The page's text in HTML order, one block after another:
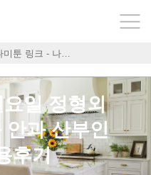
미툰 링크 - 나…
일 정형외
과 산부인
후기